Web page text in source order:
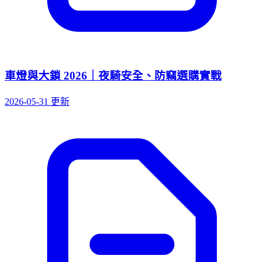
車燈與大鎖 2026｜夜騎安全、防竊選購實戰
2026-05-31 更新